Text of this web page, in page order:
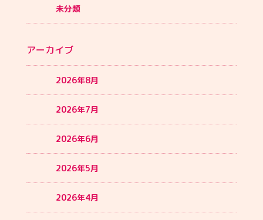
未分類
アーカイブ
2026年8月
2026年7月
2026年6月
2026年5月
2026年4月